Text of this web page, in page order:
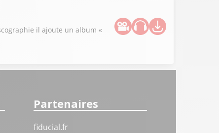
il ajoute un album «
Partenaires
fiducial.fr